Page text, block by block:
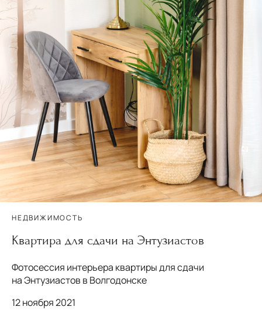
НЕДВИЖИМОСТЬ
Квартира для сдачи на Энтузиастов
Фотосессия интерьера квартиры для сдачи
на Энтузиастов в Волгодонске
12 ноября 2021